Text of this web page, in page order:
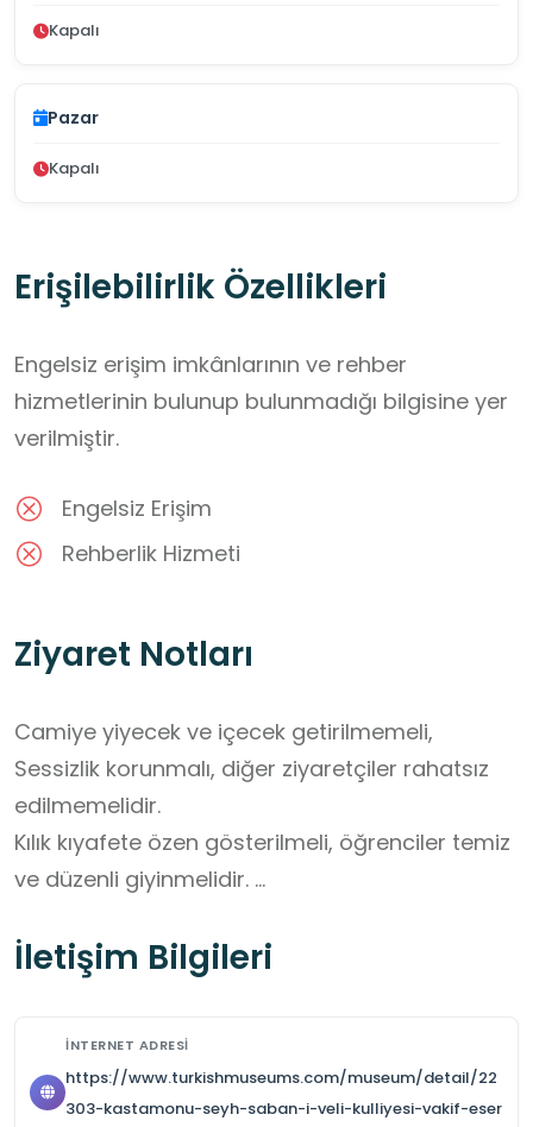
Kapalı
Pazar
Kapalı
Erişilebilirlik Özellikleri
Engelsiz erişim imkânlarının ve rehber
hizmetlerinin bulunup bulunmadığı bilgisine yer
verilmiştir.
Engelsiz Erişim
Rehberlik Hizmeti
Ziyaret Notları
Camiye yiyecek ve içecek getirilmemeli,
Sessizlik korunmalı, diğer ziyaretçiler rahatsız
edilmemelidir.
Kılık kıyafete özen gösterilmeli, öğrenciler temiz
ve düzenli giyinmelidir.
dokunulmamalıdır.
İletişim Bilgileri
İNTERNET ADRESI
https://www.turkishmuseums.com/museum/detail/22
303-kastamonu-seyh-saban-i-veli-kulliyesi-vakif-eser